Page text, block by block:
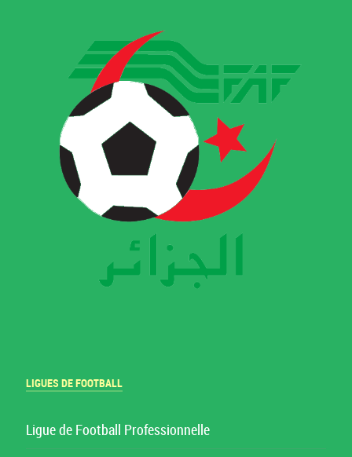
LIGUES DE FOOTBALL
Ligue de Football Professionnelle